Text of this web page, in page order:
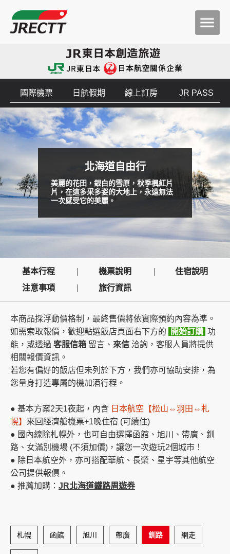
創造旅遊
國際機票 日航假期 線上訂房 JR PASS
北海道自由行
美麗的花田，銀白的雪原，秋季楓紅片
片，在這多采多姿的大地上，永遠無法
一次感受它的美麗。
基本行程 機票說明
住宿說明
注意事項
旅行資訊
本商品採浮動價格制，最終售價將依實際預約內容為準。
如需索取報價，歡迎點選飯店頁面右下方的
開始訂購 功
能，或透過 客服信箱 留言、 來信 洽詢，客服人員將提供
相關報價資訊。
若您有偏好的飯店但未列於下方，我們亦可協助安排，為
您量身打造專屬的機加酒行程。
● 基本方案2天1夜起，內含 日本航空【松山⇔羽田⇔札
幌】 來回經濟艙機票+1晚住宿 (可續住)
● 國內線除札幌外，也可自由選擇函館、旭川、帶廣、釧
路、女滿別機場 (不須加價)，讓您一次遊玩2個城市！
● 除日本航空外，亦可搭配華航、長榮、星宇等其他航空
公司提供報價。
● 推薦加購： JR北海道鐵路周遊券
札幌 函館 旭川 帶廣 釧路 網走